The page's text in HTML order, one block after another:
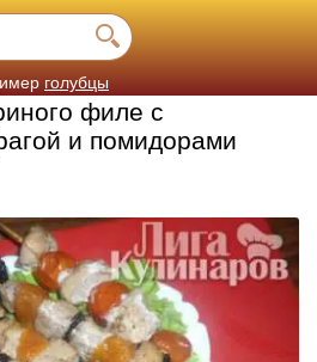
голубцы
филе с
и помидорами